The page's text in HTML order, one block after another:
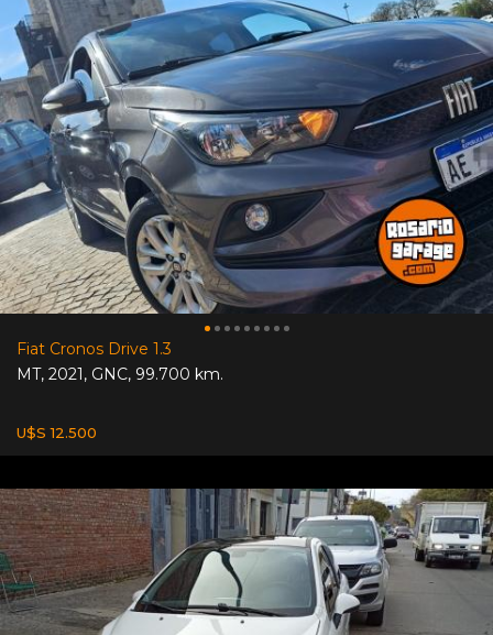
Fiat Cronos Drive 1.3
MT, 2021, GNC, 99.700 km.
U$S 12.500